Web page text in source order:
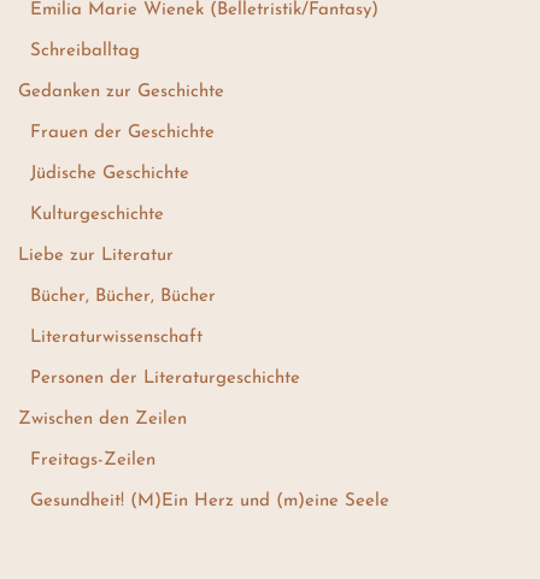
Emilia Marie Wienek (Belletristik/Fantasy)
Schreiballtag
Gedanken zur Geschichte
Frauen der Geschichte
Jüdische Geschichte
Kulturgeschichte
Liebe zur Literatur
Bücher, Bücher, Bücher
Literaturwissenschaft
Personen der Literaturgeschichte
Zwischen den Zeilen
Freitags-Zeilen
Gesundheit! (M)Ein Herz und (m)eine Seele